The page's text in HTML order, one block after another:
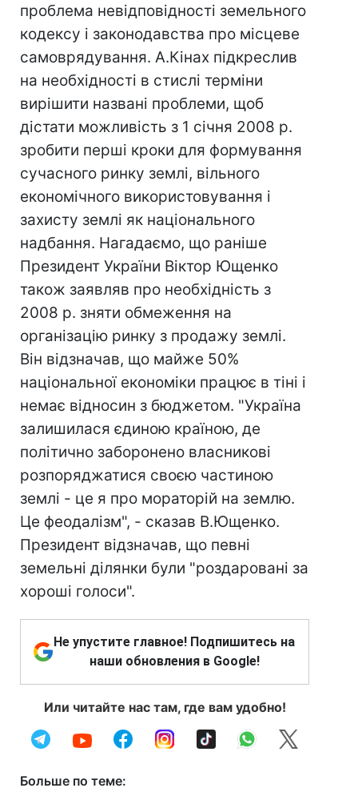
проблема невідповідності земельного
кодексу і законодавства про місцеве
самоврядування. А.Кінах підкреслив
на необхідності в стислі терміни
вирішити названі проблеми, щоб
дістати можливість з 1 січня 2008 р.
зробити перші кроки для формування
сучасного ринку землі, вільного
економічного використовування і
захисту землі як національного
надбання. Нагадаємо, що раніше
Президент України Віктор Ющенко
також заявляв про необхідність з
2008 р. зняти обмеження на
організацію ринку з продажу землі.
Він відзначав, що майже 50%
національної економіки працює в тіні і
немає відносин з бюджетом. "Україна
залишилася єдиною країною, де
політично заборонено власникові
розпоряджатися своєю частиною
землі - це я про мораторій на землю.
Це феодалізм", - сказав В.Ющенко.
Президент відзначав, що певні
земельні ділянки були "роздаровані за
хороші голоси".
Не упустите главное! Подпишитесь на
наши обновления в Google!
Или читайте нас там, где вам удобно!
Больше по теме: